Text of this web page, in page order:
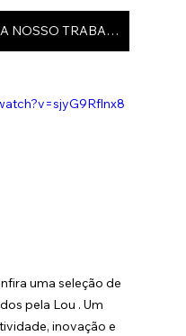
CLIQUE AQUI E CONHEÇA NOSSO TRABALHO
uma seleção de
pela Lou . Um
inovação e